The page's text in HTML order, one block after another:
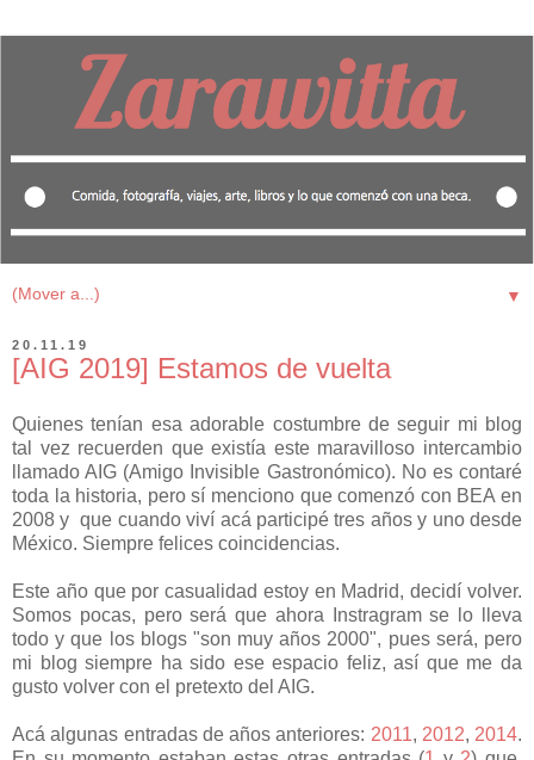
▼
20.11.19
[AIG 2019] Estamos de vuelta
Quienes tenían esa adorable costumbre de seguir mi blog
tal vez recuerden que existía este maravilloso intercambio
llamado AIG (Amigo Invisible Gastronómico). No es contaré
toda la historia, pero sí menciono que comenzó con BEA en
2008 y que cuando viví acá participé tres años y uno desde
México. Siempre felices coincidencias.
Este año que por casualidad estoy en Madrid, decidí volver.
Somos pocas, pero será que ahora Instragram se lo lleva
todo y que los blogs "son muy años 2000", pues será, pero
mi blog siempre ha sido ese espacio feliz, así que me da
gusto volver con el pretexto del AIG.
Acá algunas entradas de años anteriores: 2011, 2012, 2014.